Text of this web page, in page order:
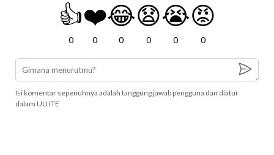
👍
0
❤️
0
😂
0
😧
0
😭
0
😡
0
Isi komentar sepenuhnya adalah tanggung jawab pengguna dan diatur
dalam UU ITE